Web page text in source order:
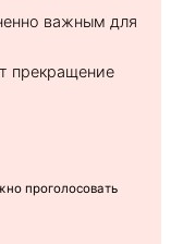
важным для
прекращение
проголосовать